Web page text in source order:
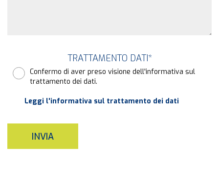
TRATTAMENTO DATI*
Confermo di aver preso visione dell'informativa sul
trattamento dei dati.
Leggi l'informativa sul trattamento dei dati
INVIA